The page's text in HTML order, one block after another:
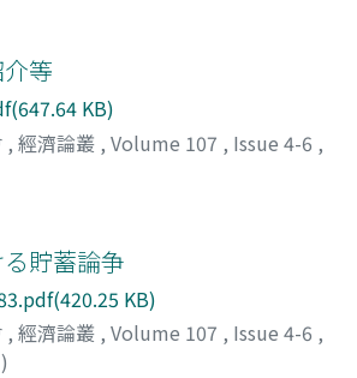
等
KB)
, 經濟論叢 , Volume 107 , Issue 4-6 ,
貯蓄論争
KB)
, 經濟論叢 , Volume 107 , Issue 4-6 ,
)